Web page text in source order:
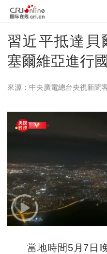
習近平抵達貝
塞爾維亞進行
來源： 中央廣電總台央視新聞
當地時間5月7日晚